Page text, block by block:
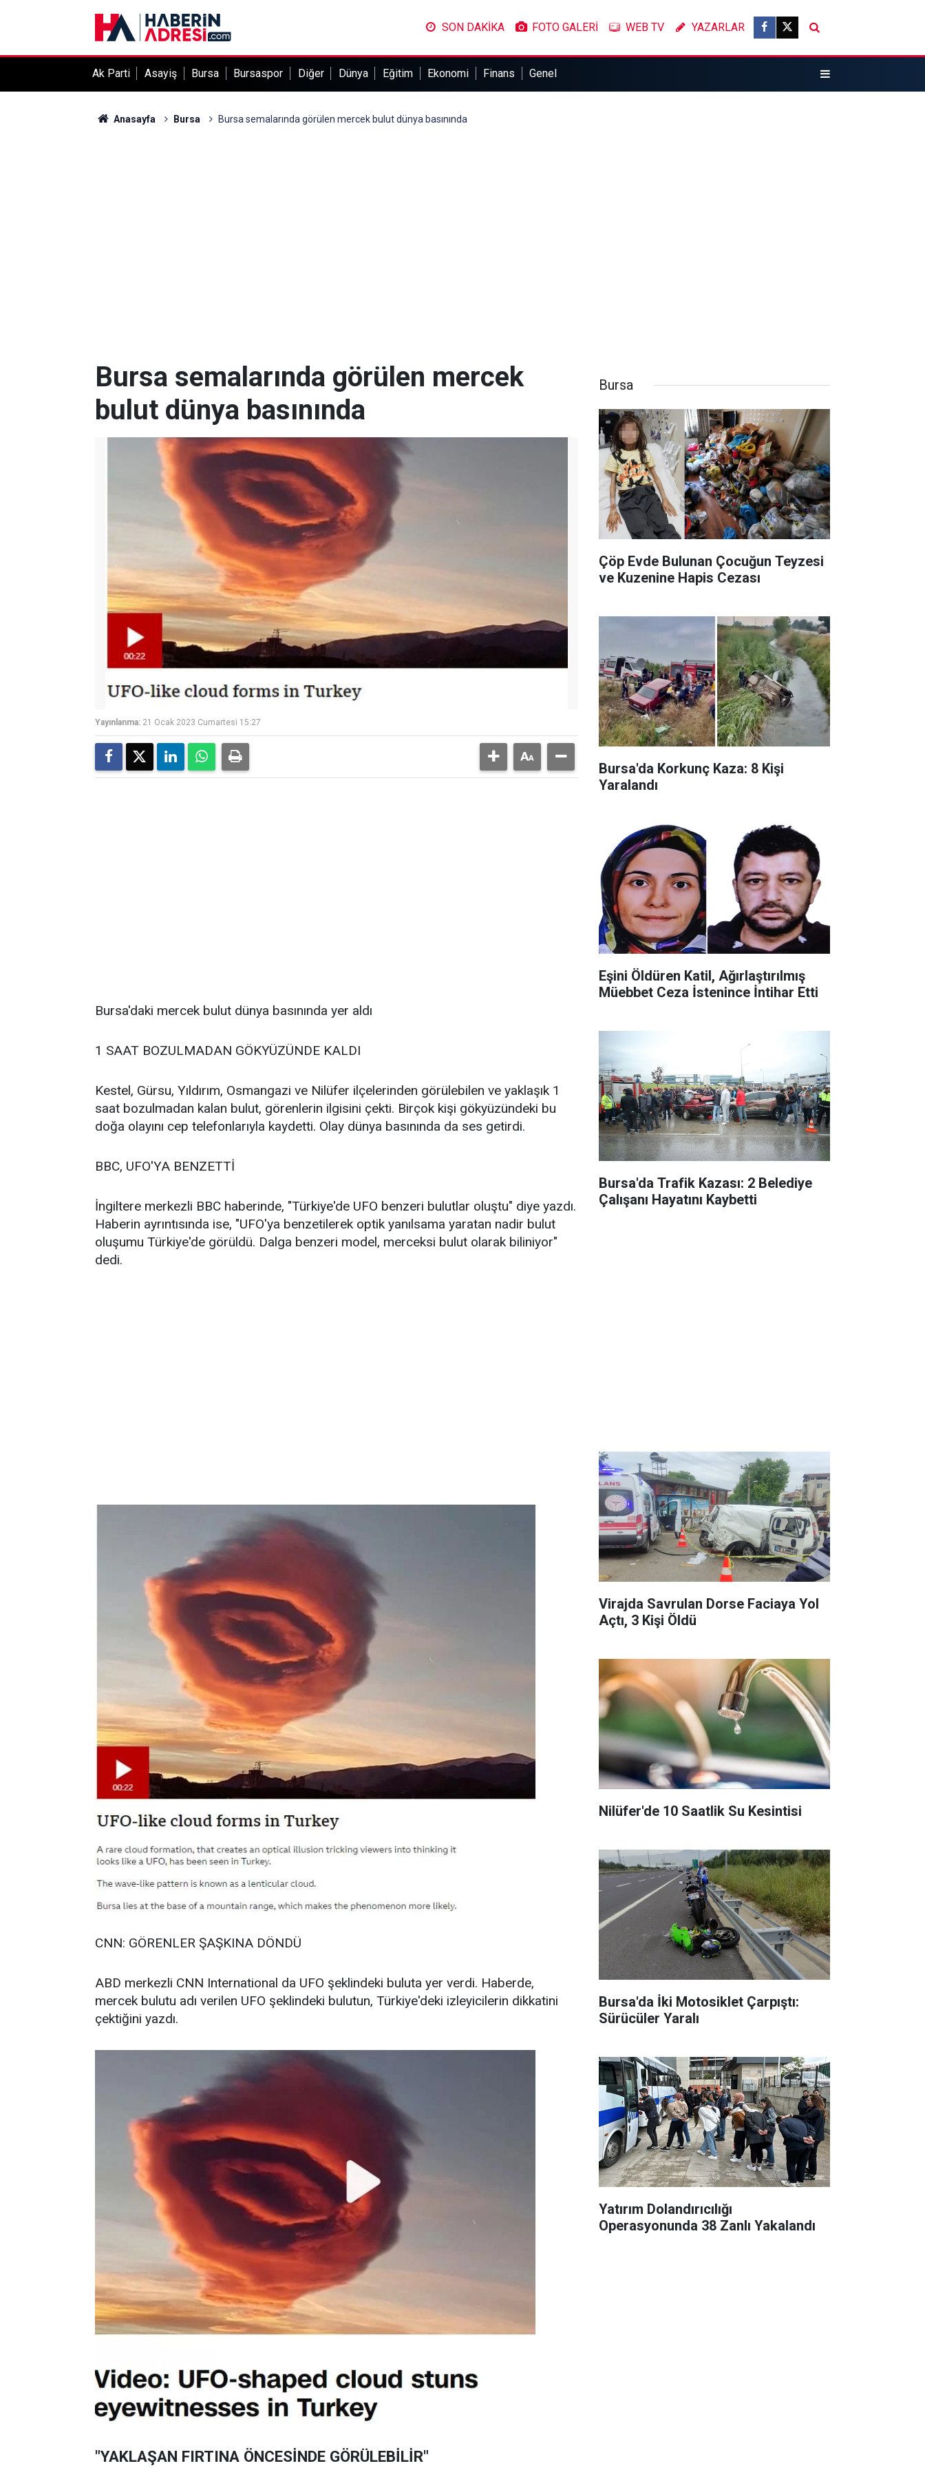
SON DAKİKA FOTO GALERİ WEB TV YAZARLAR
Ak Parti Asayiş Bursa Bursaspor Diğer Dünya Eğitim Ekonomi Finans Genel
Anasayfa Bursa Bursa semalarında görülen mercek bulut dünya basınında
Bursa semalarında görülen mercek
bulut dünya basınında
Yayınlanma: 21 Ocak 2023 Cumartesi 15:27
Bursa'daki mercek bulut dünya basınında yer aldı
1 SAAT BOZULMADAN GÖKYÜZÜNDE KALDI
Kestel, Gürsu, Yıldırım, Osmangazi ve Nilüfer ilçelerinden görülebilen ve yaklaşık 1
saat bozulmadan kalan bulut, görenlerin ilgisini çekti. Birçok kişi gökyüzündeki bu
doğa olayını cep telefonlarıyla kaydetti. Olay dünya basınında da ses getirdi.
BBC, UFO'YA BENZETTİ
İngiltere merkezli BBC haberinde, "Türkiye'de UFO benzeri bulutlar oluştu" diye yazdı.
Haberin ayrıntısında ise, "UFO'ya benzetilerek optik yanılsama yaratan nadir bulut
oluşumu Türkiye'de görüldü. Dalga benzeri model, merceksi bulut olarak biliniyor"
dedi.
CNN: GÖRENLER ŞAŞKINA DÖNDÜ
ABD merkezli CNN International da UFO şeklindeki buluta yer verdi. Haberde,
mercek bulutu adı verilen UFO şeklindeki bulutun, Türkiye'deki izleyicilerin dikkatini
çektiğini yazdı.
"YAKLAŞAN FIRTINA ÖNCESİNDE GÖRÜLEBİLİR"
Bursa
Çöp Evde Bulunan Çocuğun Teyzesi
ve Kuzenine Hapis Cezası
Bursa'da Korkunç Kaza: 8 Kişi
Yaralandı
Eşini Öldüren Katil, Ağırlaştırılmış
Müebbet Ceza İstenince İntihar Etti
Bursa'da Trafik Kazası: 2 Belediye
Çalışanı Hayatını Kaybetti
Virajda Savrulan Dorse Faciaya Yol
Açtı, 3 Kişi Öldü
Nilüfer'de 10 Saatlik Su Kesintisi
Bursa'da İki Motosiklet Çarpıştı:
Sürücüler Yaralı
Yatırım Dolandırıcılığı
Operasyonunda 38 Zanlı Yakalandı